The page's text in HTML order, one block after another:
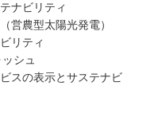
ビリティ
農型太陽光発電）
リティ
シュ
の表示とサステナビ